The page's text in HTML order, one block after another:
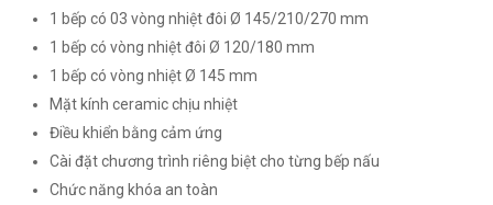
1 bếp có 03 vòng nhiệt đôi Ø 145/210/270 mm
1 bếp có vòng nhiệt đôi Ø 120/180 mm
1 bếp có vòng nhiệt Ø 145 mm
Mặt kính ceramic chịu nhiệt
Điều khiển bằng cảm ứng
Cài đặt chương trình riêng biệt cho từng bếp nấu
Chức năng khóa an toàn